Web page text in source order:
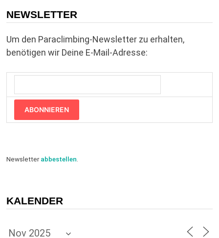
NEWSLETTER
Um den Paraclimbing-Newsletter zu erhalten,
benötigen wir Deine E-Mail-Adresse:
ABONNIEREN
Newsletterabbestellen.
KALENDER